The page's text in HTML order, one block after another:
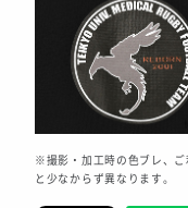
※撮影・加工時の色ブレ、
と少なからず異なります。